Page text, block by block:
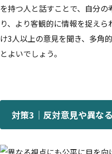
を持つ人と話すことで、自分
り、より客観的に情報を捉え
け3人以上の意見を聞き、多角
とよいでしょう。
対策3｜反対意見や異な